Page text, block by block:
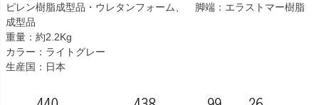
ピレン樹脂成型品・ウレタンフォーム、 脚端：エラストマー樹脂
成型品
重量：約2.2Kg
カラー：ライトグレー
生産国：日本